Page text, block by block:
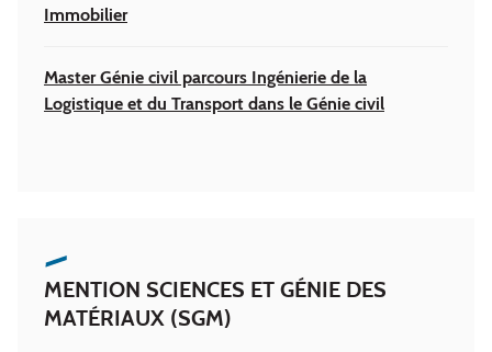
Immobilier
Master Génie civil parcours Ingénierie de la
Logistique et du Transport dans le Génie civil
MENTION SCIENCES ET GÉNIE DES
MATÉRIAUX (SGM)